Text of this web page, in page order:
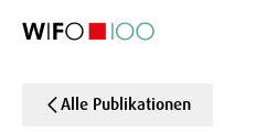
Alle Publikationen